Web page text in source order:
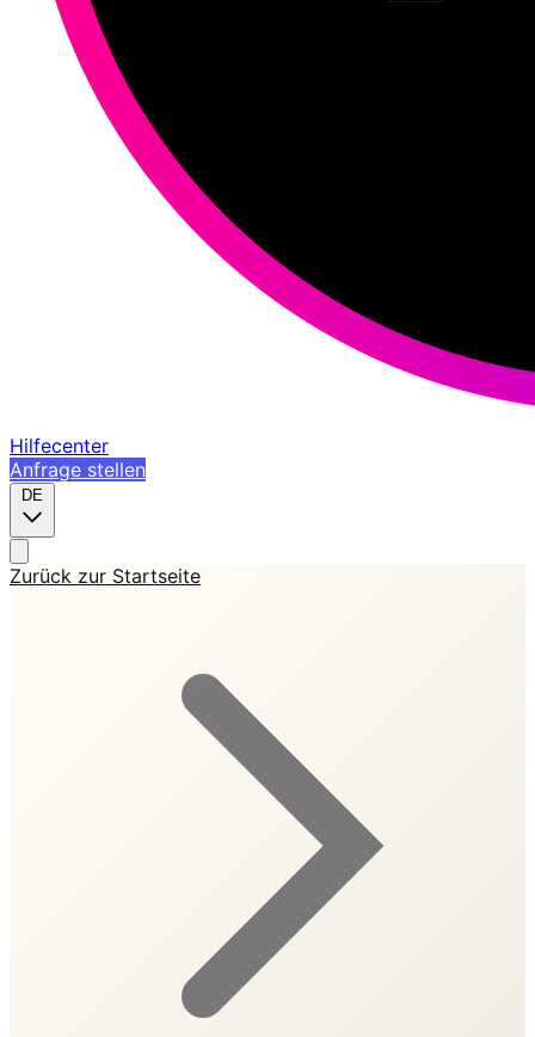
Hilfecenter
Anfrage stellen
DE
Zurück zur Startseite